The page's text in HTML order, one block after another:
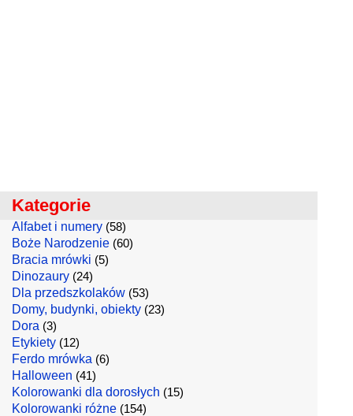
Kategorie
Alfabet i numery (58)
Boże Narodzenie (60)
Bracia mrówki (5)
Dinozaury (24)
Dla przedszkolaków (53)
Domy, budynki, obiekty (23)
Dora (3)
Etykiety (12)
Ferdo mrówka (6)
Halloween (41)
Kolorowanki dla dorosłych (15)
Kolorowanki różne (154)